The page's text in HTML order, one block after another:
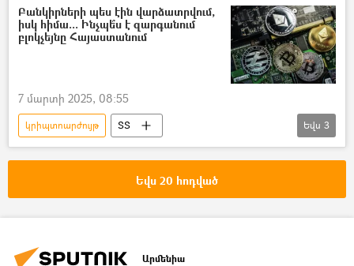
Տեսանյութեր
տեսանյութ
Բանկիրների պես էին վարձատրվում,
իսկ հիմա... Ինչպե՞ս է զարգանում
բլոկչեյնը Հայաստանում
7 մարտի 2025, 08:55
կրիպտոարժույթ
ՏՏ
Տեղեկատվական տեխնոլոգիաներ
Եվս 3
Եվս 20 հոդված
Արմենիա